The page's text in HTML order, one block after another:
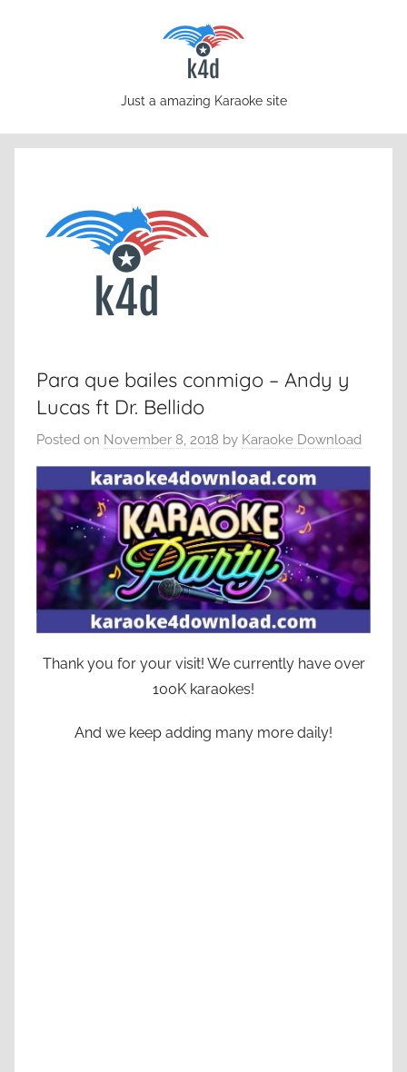
karaoke4download.com
Just a amazing Karaoke site
Para que bailes conmigo – Andy y
Lucas ft Dr. Bellido
Posted on November 8, 2018 by Karaoke Download
Thank you for your visit! We currently have over
100K karaokes!
And we keep adding many more daily!